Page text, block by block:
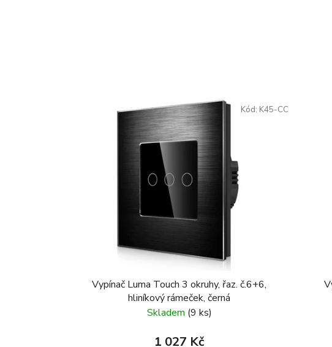
Vypínač Luma Touch 3 okruhy, řaz. č.6+6,
hliníkový rámeček, černá
Skladem (9 ks)
1 027 Kč
Kód: K45-CC